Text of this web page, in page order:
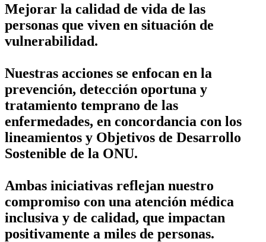
Mejorar la calidad de vida de las
personas que viven en situación de
vulnerabilidad.
Nuestras acciones se enfocan en la
prevención, detección oportuna y
tratamiento temprano de las
enfermedades, en concordancia con los
lineamientos y Objetivos de Desarrollo
Sostenible de la ONU.
Ambas iniciativas reflejan nuestro
compromiso con una atención médica
inclusiva y de calidad, que impactan
positivamente a miles de personas.